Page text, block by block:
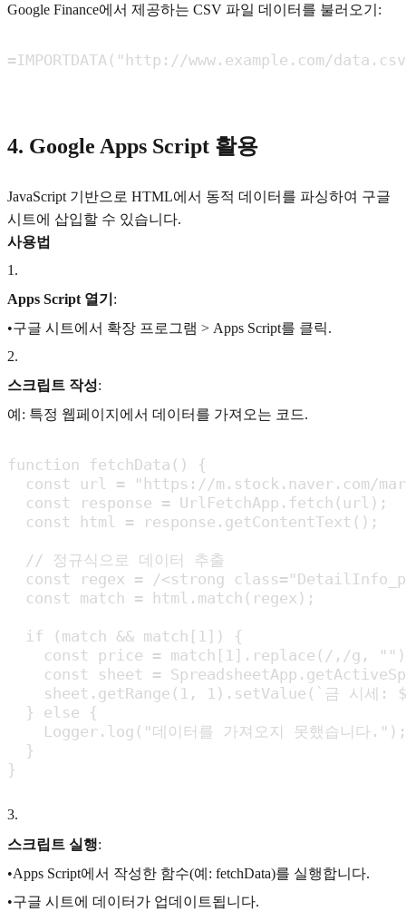
Google Finance에서 제공하는 CSV 파일 데이터를 불러오기:
=IMPORTDATA("http://www.example.com/
4. Google Apps Script 활용
JavaScript 기반으로 HTML에서 동적 데이터를 파싱하여 구글
시트에 삽입할 수 있습니다.
사용법
1 .
Apps Script 열기 :
•구글 시트에서 확장 프로그램 > Apps Script를 클릭.
2.
스크립트 작성:
예: 특정 웹페이지에서 데이터를 가져오는 코드.
function fetchData() {
const url = "https://m.stock.naver.com/
  const response = UrlFetchApp.fetch(url);
  const html = response.getContentText();
  // 정규식으로 데이터 추출
const regex = /<strong
  const match = html.match(regex);
  if (match && match[1]) {
const price = match[1].replace(/,/g,
const sheet =
sheet.getRange(1, 1).setValue(`금 시세:
  } else {
    Logger.log("데이터를 가져오지 못했습니다.");
  }
}
3.
스크립트 실행:
•Apps Script에서 작성한 함수(예: fetchData)를 실행합니다.
•구글 시트에 데이터가 업데이트됩니다.